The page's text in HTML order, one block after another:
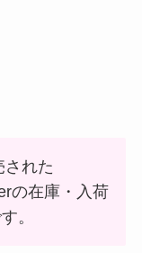
された
の在庫・入荷
。